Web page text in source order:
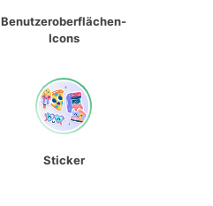
Benutzeroberflächen-
Icons
Sticker